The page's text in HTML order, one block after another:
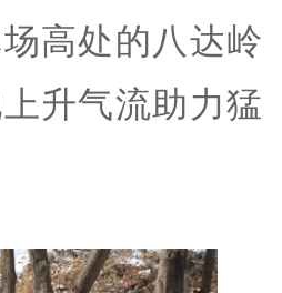
高处的八达岭
升气流助力猛